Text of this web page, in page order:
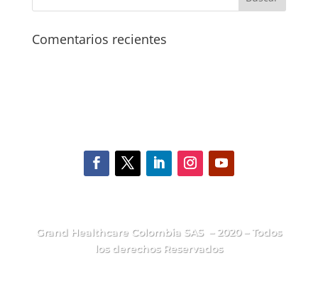
Comentarios recientes
Grand Healthcare Colombia SAS – 2020 – Todos
los derechos Reservados